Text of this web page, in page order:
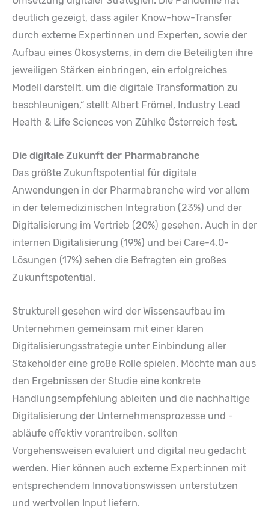
deutlich gezeigt, dass agiler Know-how-Transfer
durch externe Expertinnen und Experten, sowie der
Aufbau eines Ökosystems, in dem die Beteiligten ihre
jeweiligen Stärken einbringen, ein erfolgreiches
Modell darstellt, um die digitale Transformation zu
beschleunigen,“ stellt Albert Frömel, Industry Lead
Health & Life Sciences von Zühlke Österreich fest.
Die digitale Zukunft der Pharmabranche
Das größte Zukunftspotential für digitale
Anwendungen in der Pharmabranche wird vor allem
in der telemedizinischen Integration (23%) und der
Digitalisierung im Vertrieb (20%) gesehen. Auch in der
internen Digitalisierung (19%) und bei Care-4.0-
Lösungen (17%) sehen die Befragten ein großes
Zukunftspotential.
Strukturell gesehen wird der Wissensaufbau im
Unternehmen gemeinsam mit einer klaren
Digitalisierungsstrategie unter Einbindung aller
Stakeholder eine große Rolle spielen. Möchte man aus
den Ergebnissen der Studie eine konkrete
Handlungsempfehlung ableiten und die nachhaltige
Digitalisierung der Unternehmensprozesse und -
abläufe effektiv vorantreiben, sollten
Vorgehensweisen evaluiert und digital neu gedacht
werden. Hier können auch externe Expert:innen mit
entsprechendem Innovationswissen unterstützen
und wertvollen Input liefern.